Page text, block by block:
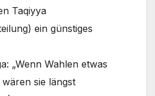
Taqiyya
ein günstiges
„Wenn Wahlen etwas
sie längst